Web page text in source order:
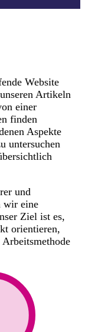
Website
Artikeln
einer
finden
Aspekte
untersuchen
und
wir eine
Ziel ist es,
orientieren,